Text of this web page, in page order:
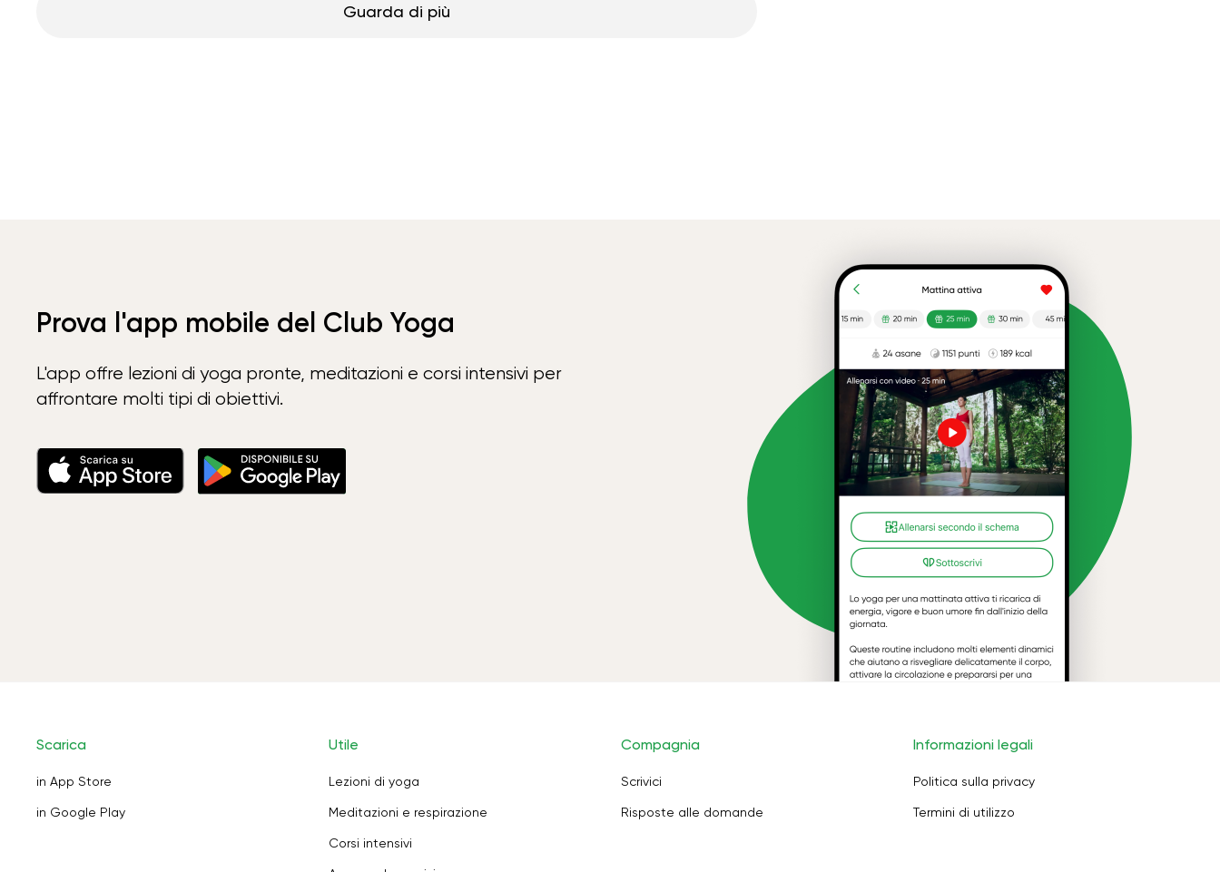
Guarda di più
Prova l'app mobile del Club Yoga
L'app offre lezioni di yoga pronte, meditazioni e corsi intensivi per
affrontare molti tipi di obiettivi.
Scarica
in App Store
in Google Play
Utile
Lezioni di yoga
Meditazioni e respirazione
Corsi intensivi
Compagnia
Scrivici
Risposte alle domande
Informazioni legali
Politica sulla privacy
Termini di utilizzo